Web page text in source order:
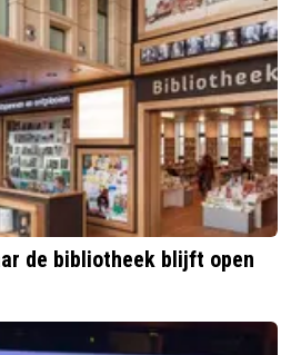
de bibliotheek blijft open